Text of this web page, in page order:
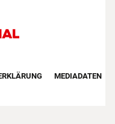
MEDIADATEN